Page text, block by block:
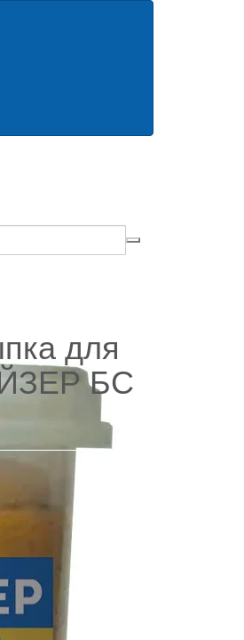
для
БС